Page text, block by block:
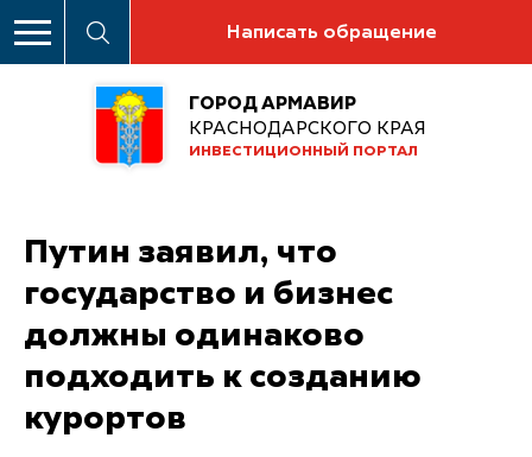
Написать обращение
ГОРОД АРМАВИР
КРАСНОДАРСКОГО КРАЯ
ИНВЕСТИЦИОННЫЙ ПОРТАЛ
Путин заявил, что
государство и бизнес
должны одинаково
подходить к созданию
курортов